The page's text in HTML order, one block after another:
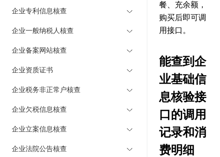
企业专利信息核查
企业一般纳税人核查
企业备案网站核查
企业资质证书
企业税务非正常户核查
企业欠税信息核查
企业立案信息核查
企业法院公告核查
餐、充余额，
购买后即可调
用接口。
能查到企
业基础信
息核验接
口的调用
记录和消
费明细